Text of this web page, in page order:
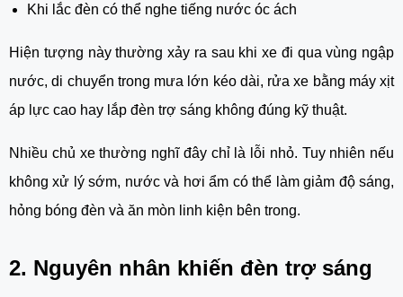
Khi lắc đèn có thể nghe tiếng nước óc ách
Hiện tượng này thường xảy ra sau khi xe đi qua vùng ngập
nước, di chuyển trong mưa lớn kéo dài, rửa xe bằng máy xịt
áp lực cao hay lắp đèn trợ sáng không đúng kỹ thuật.
Nhiều chủ xe thường nghĩ đây chỉ là lỗi nhỏ. Tuy nhiên nếu
không xử lý sớm, nước và hơi ẩm có thể làm giảm độ sáng,
hỏng bóng đèn và ăn mòn linh kiện bên trong.
2. Nguyên nhân khiến đèn trợ sáng